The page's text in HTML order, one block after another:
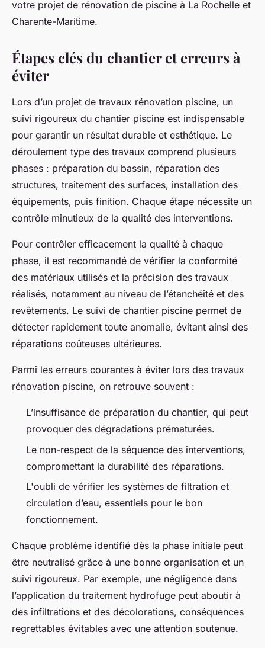
votre projet de rénovation de piscine à La Rochelle et
Charente-Maritime.
Étapes clés du chantier et erreurs à
éviter
Lors d’un projet de travaux rénovation piscine, un
suivi rigoureux du chantier piscine est indispensable
pour garantir un résultat durable et esthétique. Le
déroulement type des travaux comprend plusieurs
phases : préparation du bassin, réparation des
structures, traitement des surfaces, installation des
équipements, puis finition. Chaque étape nécessite un
contrôle minutieux de la qualité des interventions.
Pour contrôler efficace­ment la qualité à chaque
phase, il est recommandé de vérifier la conformité
des matériaux utilisés et la précision des travaux
réalisés, notamment au niveau de l’étanchéité et des
revêtements. Le suivi de chantier piscine permet de
détecter rapidement toute anomalie, évitant ainsi des
réparations coûteuses ultérieures.
Parmi les erreurs courantes à éviter lors des travaux
rénovation piscine, on retrouve souvent :
L’insuffisance de préparation du chantier, qui peut
provoquer des dégradations prématurées.
Le non-respect de la séquence des interventions,
compromettant la durabilité des réparations.
L'oubli de vérifier les systèmes de filtration et
circulation d’eau, essentiels pour le bon
fonctionnement.
Chaque problème identifié dès la phase initiale peut
être neutralisé grâce à une bonne organisation et un
suivi rigoureux. Par exemple, une négligence dans
l’application du traitement hydrofuge peut aboutir à
des infiltrations et des décolorations, conséquences
regrettables évitables avec une attention soutenue.